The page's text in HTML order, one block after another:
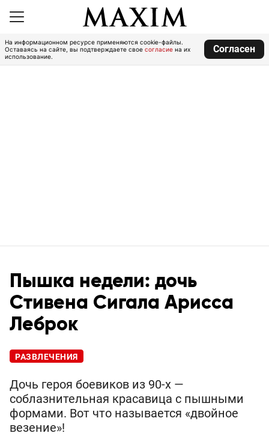
На информационном ресурсе применяются cookie-файлы.
Оставаясь на сайте, вы подтверждаете свое согласие на их
использование.
Согласен
Пышка недели: дочь
Стивена Сигала Арисса
Леброк
РАЗВЛЕЧЕНИЯ
Дочь героя боевиков из 90-х —
соблазнительная красавица с пышными
формами. Вот что называется «двойное
везение»!